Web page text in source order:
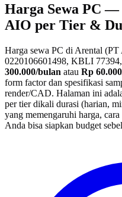
Harga Sewa PC
AIO per Tier &
Harga sewa PC di Arental
0220106601498, KBLI
300.000/bulan atau Rp 60.000
form factor dan spesifikasi
render/CAD. Halaman ini
per tier dikali durasi (harian,
yang memengaruhi harga,
Anda bisa siapkan budget